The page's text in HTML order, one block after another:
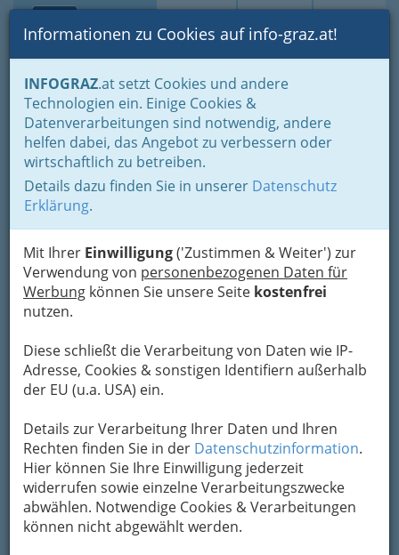
Suche Login Toggle
Informationen zu Cookies auf info-graz.at!
INFOGRAZ.at setzt Cookies und andere
Technologien ein. Einige Cookies &
Datenverarbeitungen sind notwendig, andere
helfen dabei, das Angebot zu verbessern oder
wirtschaftlich zu betreiben.
Details dazu finden Sie in unserer Datenschutz
Erklärung.
Mit Ihrer Einwilligung('Zustimmen & Weiter') zur
Verwendung von personenbezogenen Daten für
Werbung können Sie unsere Seite kostenfrei
nutzen.
Diese schließt die Verarbeitung von Daten wie IP-
Adresse, Cookies & sonstigen Identifiern außerhalb
der EU (u.a. USA) ein.
Details zur Verarbeitung Ihrer Daten und Ihren
Rechten finden Sie in der Datenschutzinformation.
Hier können Sie Ihre Einwilligung jederzeit
widerrufen sowie einzelne Verarbeitungszwecke
abwählen. Notwendige Cookies & Verarbeitungen
können nicht abgewählt werden.
Home
Gastronomie
Gastronomie: Toprestaurants & Gasthäuser
International - fremde Länder
Japanisch
Japanisches Restaurant in
Graz - Maki, Running Sushi,
Sashimi mit Wasabi oder
Fleisch vom Wagyu / Kobe
Rind?
Die in der japanischen Küche
verwendeten Lebensmittel und
die Weise ihrer Zubereitung...